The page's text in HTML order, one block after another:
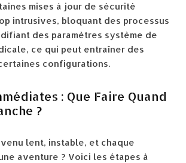
mises à jour de sécurité
intrusives, bloquant des processus
des paramètres système de
ce qui peut entraîner des
configurations.
: Que Faire Quand
?
lent, instable, et chaque
aventure ? Voici les étapes à